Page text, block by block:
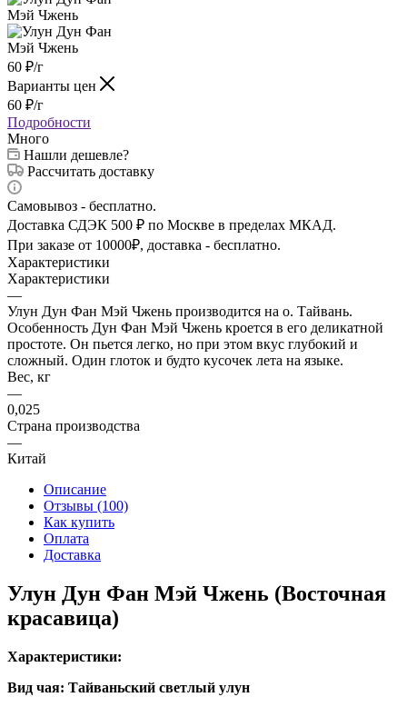
60 ₽/г
Варианты цен
60 ₽/г
Подробности
Много
Нашли дешевле?
Рассчитать доставку
Самовывоз - бесплатно.
Доставка СДЭК 500 ₽ по Москве в пределах МКАД.
При заказе от 10000₽, доставка - бесплатно.
Характеристики
Характеристики
—
Улун Дун Фан Мэй Чжень производится на о. Тайвань.
Особенность Дун Фан Мэй Чжень кроется в его деликатной
простоте. Он пьется легко, но при этом вкус глубокий и
сложный. Один глоток и будто кусочек лета на языке.
Вес, кг
—
0,025
Страна производства
—
Китай
Описание
Отзывы (100)
Как купить
Оплата
Доставка
Улун Дун Фан Мэй Чжень (Восточная
красавица)
Характеристики:
Вид чая: Тайваньский светлый улун